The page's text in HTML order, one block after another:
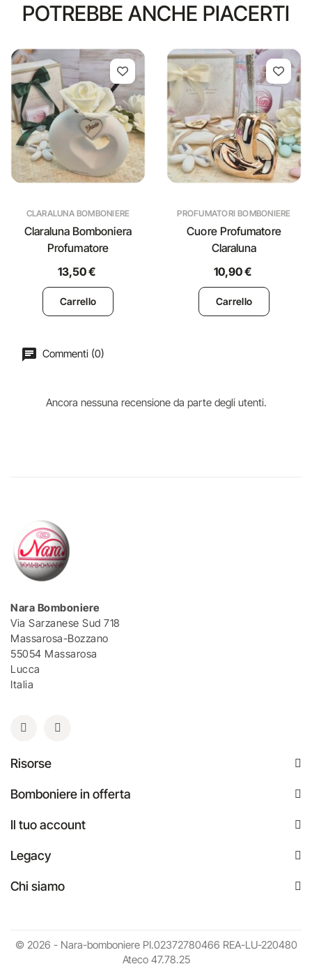
POTREBBE ANCHE PIACERTI
CLARALUNA BOMBONIERE
Claraluna Bomboniera
Profumatore
13,50 €
Carrello
PROFUMATORI BOMBONIERE
Cuore Profumatore
Claraluna
10,90 €
Carrello
Commenti (0)
Ancora nessuna recensione da parte degli utenti.
Nara Bomboniere
Via Sarzanese Sud 718
Massarosa-Bozzano
55054 Massarosa
Lucca
Italia
Risorse
Bomboniere in offerta
Il tuo account
Legacy
Chi siamo
© 2026 - Nara-bomboniere PI.02372780466 REA-LU-220480
Ateco 47.78.25